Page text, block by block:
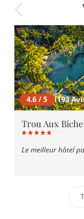
4.6 / 5 (193
Trou Aux
Le meilleur hôtel